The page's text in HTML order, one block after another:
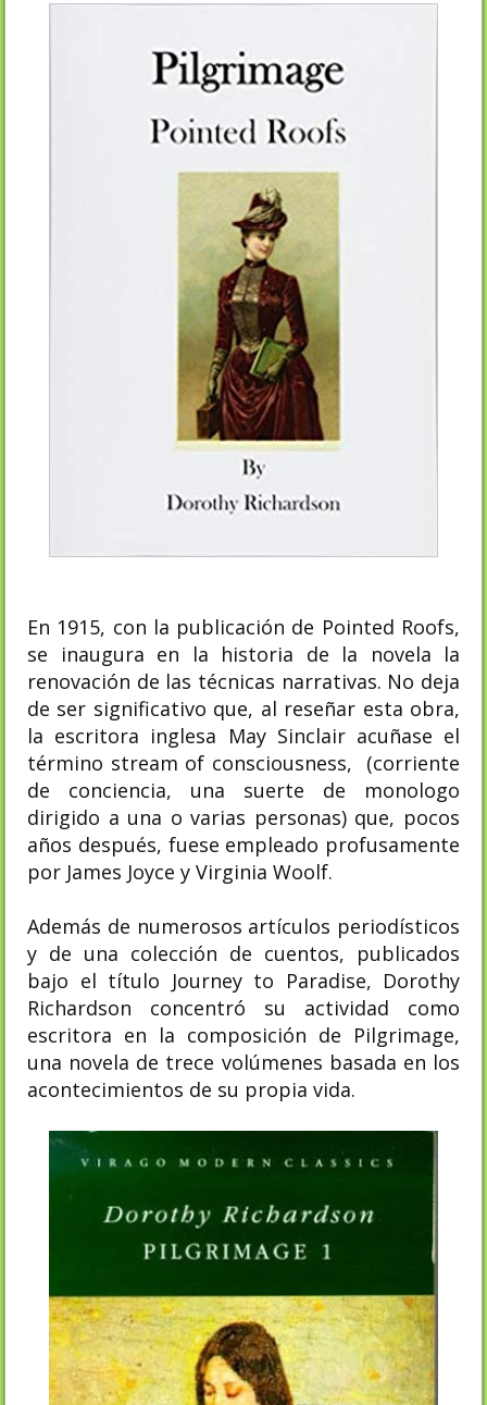
En 1915, con la publicación de Pointed Roofs,
se inaugura en la historia de la novela la
renovación de las técnicas narrativas. No deja
de ser significativo que, al reseñar esta obra,
la escritora inglesa May Sinclair acuñase el
término stream of consciousness, (corriente
de conciencia, una suerte de monologo
dirigido a una o varias personas) que, pocos
años después, fuese empleado profusamente
por James Joyce y Virginia Woolf.
Además de numerosos artículos periodísticos
y de una colección de cuentos, publicados
bajo el título Journey to Paradise, Dorothy
Richardson concentró su actividad como
escritora en la composición de Pilgrimage,
una novela de trece volúmenes basada en los
acontecimientos de su propia vida.